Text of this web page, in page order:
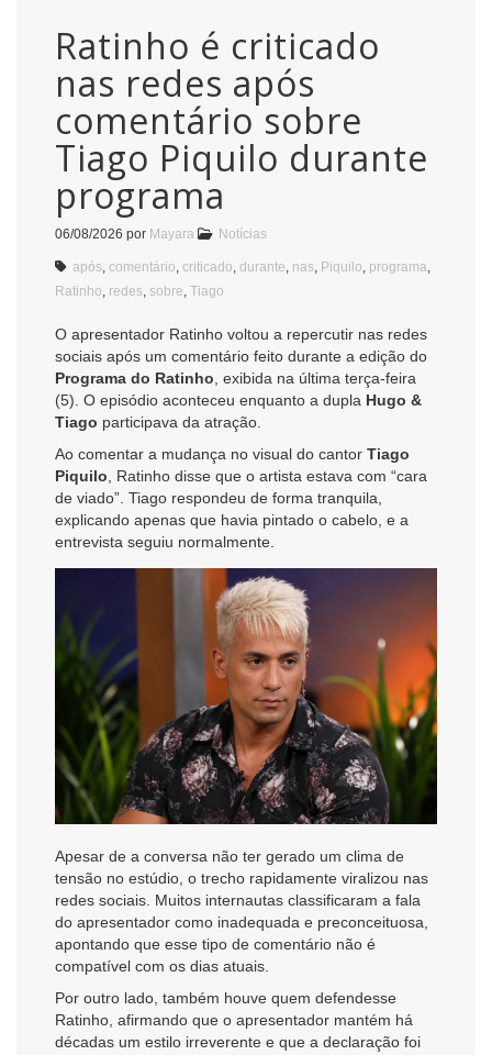
Ratinho é criticado
nas redes após
comentário sobre
Tiago Piquilo durante
programa
06/08/2026 por Mayara Notícias
após comentário criticado durante nas Piquilo programa
Ratinho redes sobre Tiago
O apresentador Ratinho voltou a repercutir nas redes
sociais após um comentário feito durante a edição do
Programa do Ratinho , exibida na última terça-feira
(5). O episódio aconteceu enquanto a dupla Hugo &
Tiago participava da atração.
Ao comentar a mudança no visual do cantor Tiago
Piquilo , Ratinho disse que o artista estava com “cara
de viado”. Tiago respondeu de forma tranquila,
explicando apenas que havia pintado o cabelo, e a
entrevista seguiu normalmente.
Apesar de a conversa não ter gerado um clima de
tensão no estúdio, o trecho rapidamente viralizou nas
redes sociais. Muitos internautas classificaram a fala
do apresentador como inadequada e preconceituosa,
apontando que esse tipo de comentário não é
compatível com os dias atuais.
Por outro lado, também houve quem defendesse
Ratinho, afirmando que o apresentador mantém há
décadas um estilo irreverente e que a declaração foi